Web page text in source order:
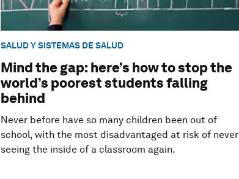
SALUD Y SISTEMAS DE SALUD
Mind the gap: here’s how to stop the
world’s poorest students falling
behind
Never before have so many children been out of
school, with the most disadvantaged at risk of never
seeing the inside of a classroom again.